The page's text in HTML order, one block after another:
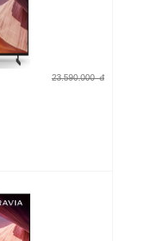
23.590.000 đ